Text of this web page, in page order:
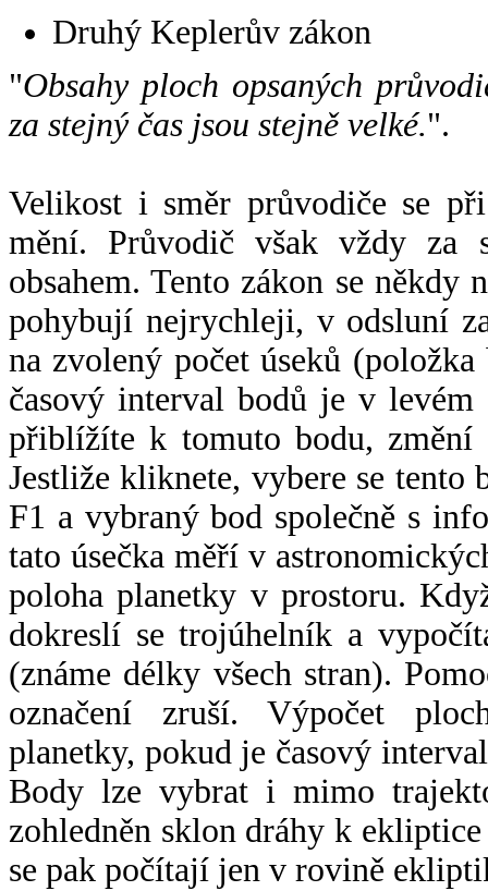
Druhý Keplerův zákon
"Obsahy ploch opsaných
za stejný čas jsou stejně velké.".
Velikost i směr průvodiče se
mění. Průvodič však vždy za
obsahem. Tento zákon se někdy
pohybují nejrychleji, v odsluní
na zvolený počet úseků
časový interval bodů je v
přiblížíte k tomuto bodu,
Jestliže kliknete, vybere se tento
F1 a vybraný bod společně s
tato úsečka měří v
poloha planetky v prostoru.
dokreslí se trojúhelník a
(známe délky všech stran).
označení zruší. Výpočet
planetky, pokud je časový
Body lze vybrat i mimo
zohledněn sklon dráhy k
se pak počítají jen v rovině